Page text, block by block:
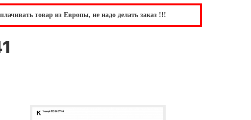
товар из Европы, не надо делать заказ !!!